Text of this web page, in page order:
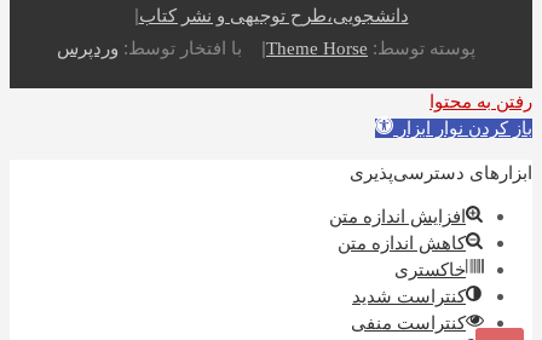
دانشجویی،طرح توجیهی و نشر کتاب
پوسته توسط: Theme Horse با افتخار توسط: وردپرس
رفتن به محتوا
باز کردن نوار ابزار
ابزارهای دسترسی‌پذیری
افزایش اندازه متن
کاهش اندازه متن
خاکستری
کنتراست شدید
کنتراست منفی